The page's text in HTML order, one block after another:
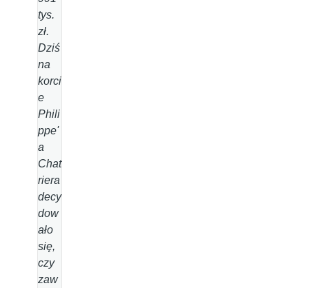
tys.
zł.
Dziś
na
korci
e
Phili
ppe'
a
Chat
riera
decy
dow
ało
się,
czy
zaw